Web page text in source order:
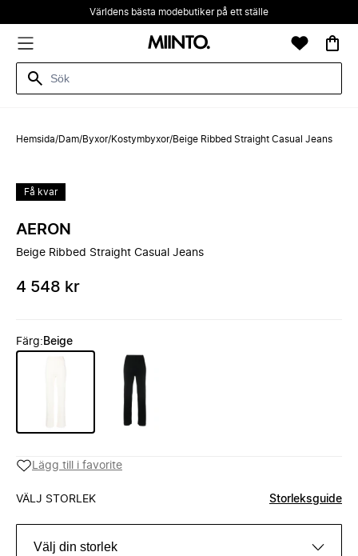
Världens bästa modebutiker på ett ställe
Hemsida/Dam/Byxor/Kostymbyxor/Beige Ribbed Straight Casual Jeans
Få kvar
AERON
Beige Ribbed Straight Casual Jeans
4 548 kr
Färg: Beige
Lägg till i favorite
VÄLJ STORLEK Storleksguide
Välj din storlek